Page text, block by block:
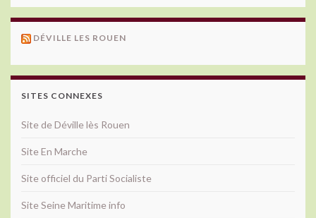
DÉVILLE LES ROUEN
SITES CONNEXES
Site de Déville lès Rouen
Site En Marche
Site officiel du Parti Socialiste
Site Seine Maritime info